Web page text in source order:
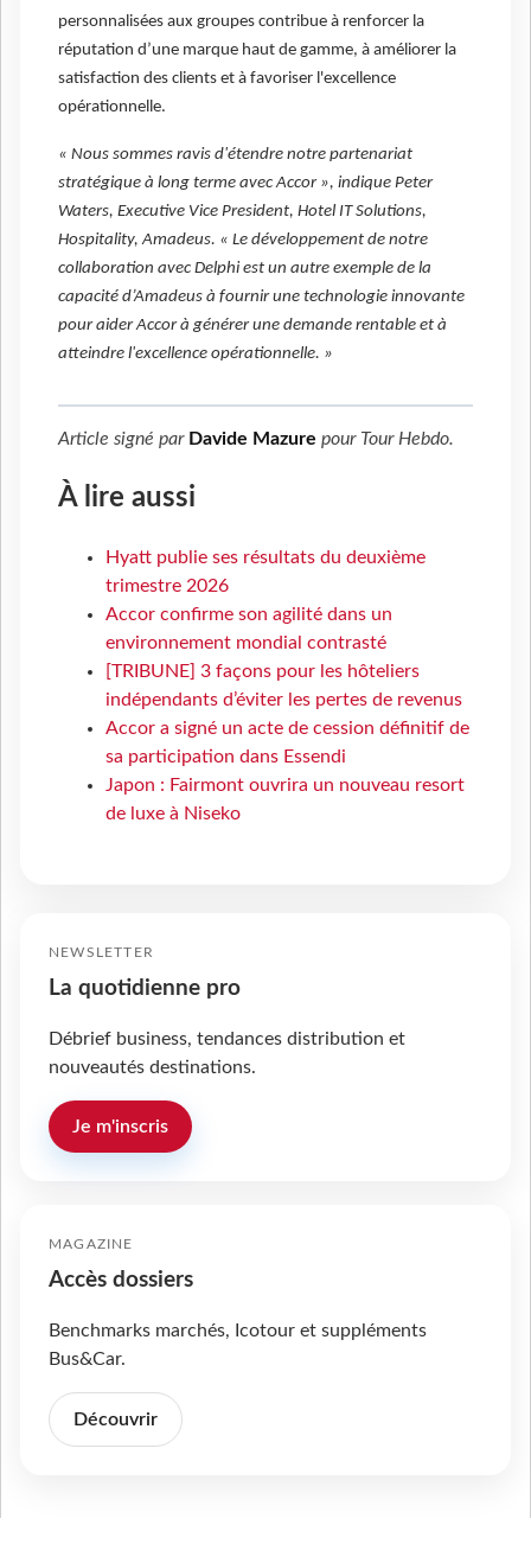
personnalisées aux groupes contribue à renforcer la
réputation d’une marque haut de gamme, à améliorer la
satisfaction des clients et à favoriser l'excellence
opérationnelle.
« Nous sommes ravis d'étendre notre partenariat
stratégique à long terme avec Accor », indique Peter
Waters, Executive Vice President, Hotel IT Solutions,
Hospitality, Amadeus. « Le développement de notre
collaboration avec Delphi est un autre exemple de la
capacité d’Amadeus à fournir une technologie innovante
pour aider Accor à générer une demande rentable et à
atteindre l'excellence opérationnelle. »
Article signé par Davide Mazure pour Tour Hebdo.
À lire aussi
Hyatt publie ses résultats du deuxième
trimestre 2026
Accor confirme son agilité dans un
environnement mondial contrasté
[TRIBUNE] 3 façons pour les hôteliers
indépendants d’éviter les pertes de revenus
Accor a signé un acte de cession définitif de
sa participation dans Essendi
Japon : Fairmont ouvrira un nouveau resort
de luxe à Niseko
NEWSLETTER
La quotidienne pro
Débrief business, tendances distribution et
nouveautés destinations.
Je m'inscris
MAGAZINE
Accès dossiers
Benchmarks marchés, Icotour et suppléments
Bus&Car.
Découvrir